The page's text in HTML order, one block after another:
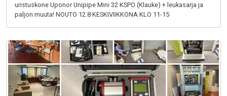
uristuskone Uponor Unipipe Mini 32 KSPO (Klauke) + leukasarja ja
paljon muuta! NOUTO 12.8 KESKIVIIKKONA KLO 11-15